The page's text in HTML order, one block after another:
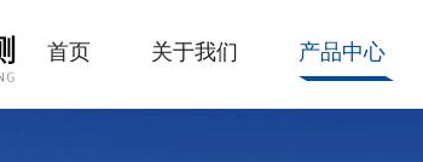
首页 关于我们 产品中心